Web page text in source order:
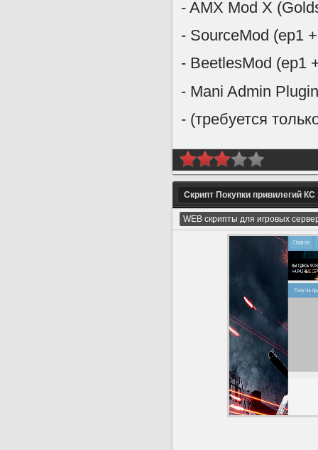
- AMX Mod X
- SourceMod (ep1
- BeetlesMod (ep1
- Mani Admin
- (требуется
Скрипт Покупки привилегий КС
WEB скрипты для игровых